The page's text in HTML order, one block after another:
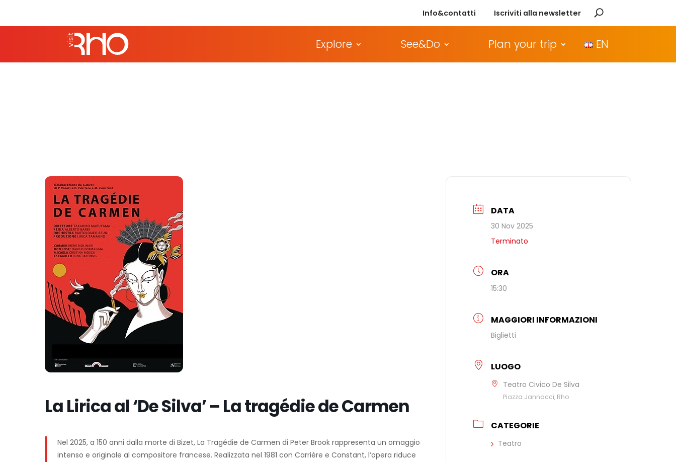
Info&contatti Iscriviti alla newsletter
Explore See&Do Plan your trip EN
La Lirica al ‘De Silva’ – La tragédie de Carmen
Nel 2025, a 150 anni dalla morte di Bizet, La Tragédie de Carmen di Peter Brook rappresenta un omaggio
intenso e originale al compositore francese. Realizzata nel 1981 con Carrière e Constant, l’opera riduce
DATA
30 Nov 2025
Terminato
ORA
15:30
MAGGIORI INFORMAZIONI
Biglietti
LUOGO
Teatro Civico De Silva
Piazza Jannacci, Rho
CATEGORIE
Teatro